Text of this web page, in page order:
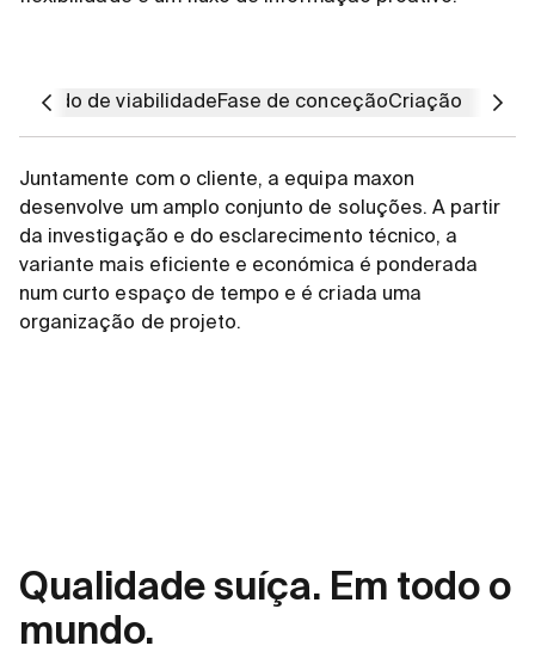
Estudo de viabilidadeFase de conceçãoCriação rápida
Juntamente com o cliente, a equipa maxon
desenvolve um amplo conjunto de soluções. A partir
da investigação e do esclarecimento técnico, a
variante mais eficiente e económica é ponderada
num curto espaço de tempo e é criada uma
organização de projeto.
Qualidade suíça. Em todo o
mundo.